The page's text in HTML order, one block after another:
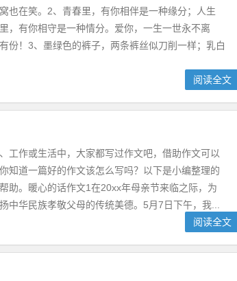
也在笑。2、青春里，有你相伴是一种缘分；人生
，有你相守是一种情分。爱你，一生一世永不离
份！3、墨绿色的裤子，两条裤丝似刀削一样；乳白
阅读全文
工作或生活中，大家都写过作文吧，借助作文可以
知道一篇好的作文该怎么写吗？以下是小编整理的
助。暖心的话作文1在20xx年母亲节来临之际，为
中华民族孝敬父母的传统美德。5月7日下午，我...
阅读全文